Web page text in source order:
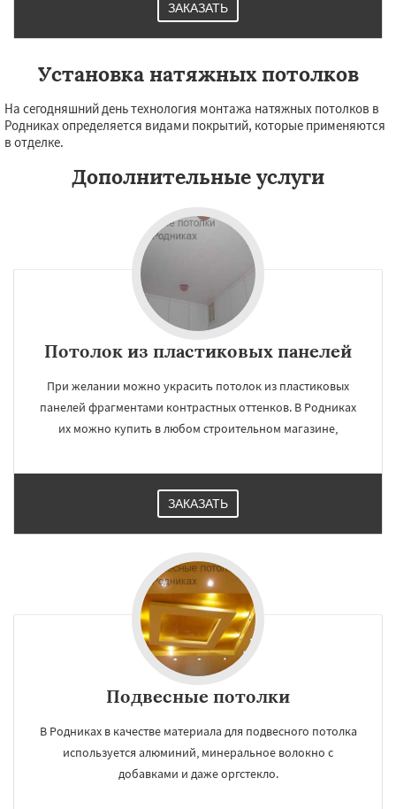
регионам
×
Шаховская
ЗАКАЗАТЬ
Установка натяжных потолков
На сегодняшний день технология монтажа натяжных потолков в
Родниках определяется видами покрытий, которые применяются
в отделке.
Дополнительные услуги
Потолок из пластиковых панелей
При желании можно украсить потолок из пластиковых
панелей фрагментами контрастных оттенков. В Родниках
их можно купить в любом строительном магазине,
ЗАКАЗАТЬ
Подвесные потолки
В Родниках в качестве материала для подвесного потолка
используется алюминий, минеральное волокно с
добавками и даже оргстекло.
×